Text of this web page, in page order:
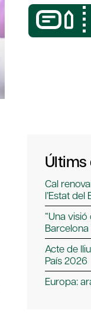
Cal
l’Estat del
“Una visió
Acte de
País 2026
Europa: